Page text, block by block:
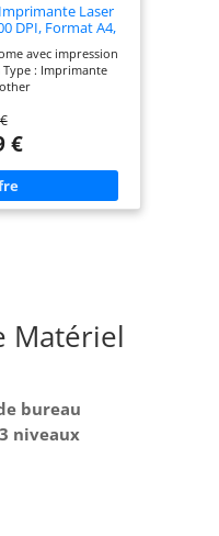
Laser
DPI, Format A4,
avec impression
Type : Imprimante
€
Matériel
bureau
niveaux